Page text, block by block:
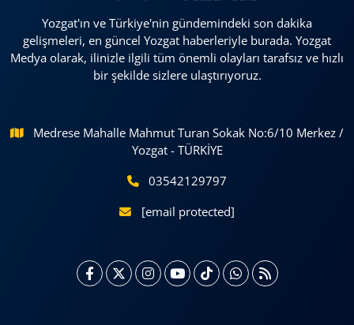
Yozgat'ın ve Türkiye'nin gündemindeki son dakika
gelişmeleri, en güncel Yozgat haberleriyle burada. Yozgat
Medya olarak, ilinizle ilgili tüm önemli olayları tarafsız ve hızlı
bir şekilde sizlere ulaştırıyoruz.
Medrese Mahalle Mahmut Turan Sokak No:6/10 Merkez /
Yozgat - TÜRKİYE
03542129797
[email protected]